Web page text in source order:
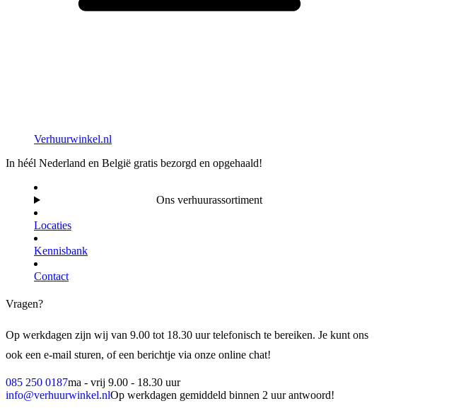
Verhuurwinkel.nl
In héél Nederland en België gratis bezorgd en opgehaald!
Ons verhuurassortiment
Locaties
Kennisbank
Contact
Vragen?
Op werkdagen zijn wij van 9.00 tot 18.30 uur telefonisch te bereiken. Je kunt ons
ook een e-mail sturen, of een berichtje via onze online chat!
085 250 0187ma - vrij 9.00 - 18.30 uur
info@verhuurwinkel.nlOp werkdagen gemiddeld binnen 2 uur antwoord!